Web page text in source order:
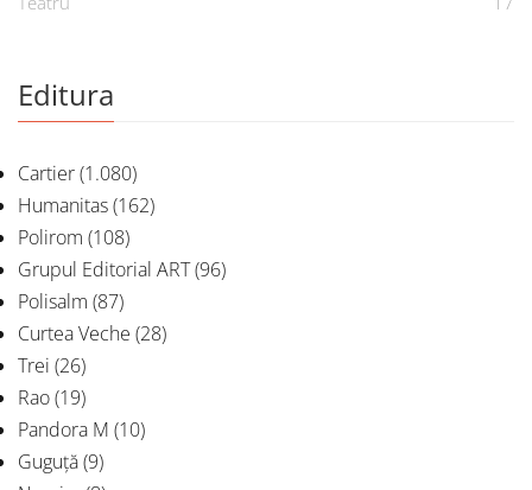
Editura
Cartier(1.080)
Humanitas(162)
Polirom (108)
Grupul Editorial ART(96)
Polisalm (87)
Curtea Veche (28)
Trei (26)
Rao(19)
Pandora M (10)
Guguță(9)